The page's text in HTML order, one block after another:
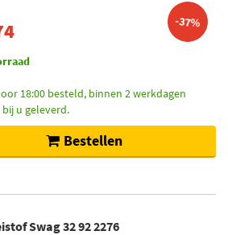
-37%
18:00 besteld, binnen 2 werkdagen
bij u geleverd.
Bestellen
Swag 32 92 2276